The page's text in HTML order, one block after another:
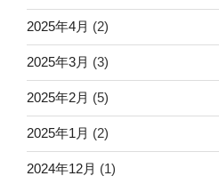
2025年4月 (2)
2025年3月 (3)
2025年2月 (5)
2025年1月 (2)
2024年12月 (1)